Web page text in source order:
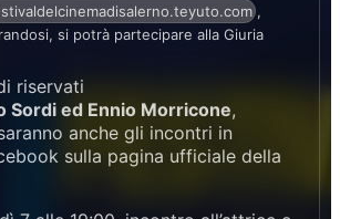
,
si potrà partecipare alla Giuria
riservati
Sordi ed Ennio Morricone,
anche gli incontri in
sulla pagina ufficiale della